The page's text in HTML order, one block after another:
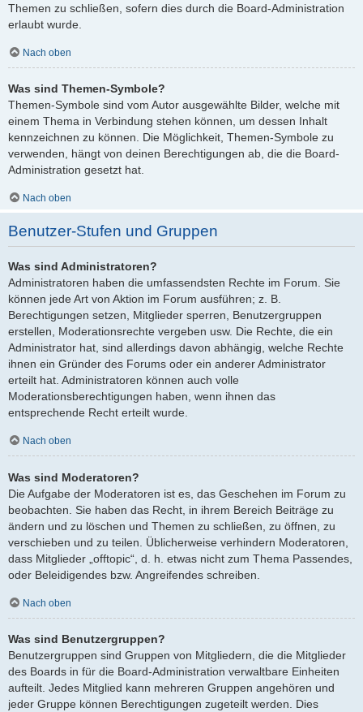
Themen zu schließen, sofern dies durch die Board-Administration
erlaubt wurde.
Nach oben
Was sind Themen-Symbole?
Themen-Symbole sind vom Autor ausgewählte Bilder, welche mit
einem Thema in Verbindung stehen können, um dessen Inhalt
kennzeichnen zu können. Die Möglichkeit, Themen-Symbole zu
verwenden, hängt von deinen Berechtigungen ab, die die Board-
Administration gesetzt hat.
Nach oben
Benutzer-Stufen und Gruppen
Was sind Administratoren?
Administratoren haben die umfassendsten Rechte im Forum. Sie
können jede Art von Aktion im Forum ausführen; z. B.
Berechtigungen setzen, Mitglieder sperren, Benutzergruppen
erstellen, Moderationsrechte vergeben usw. Die Rechte, die ein
Administrator hat, sind allerdings davon abhängig, welche Rechte
ihnen ein Gründer des Forums oder ein anderer Administrator
erteilt hat. Administratoren können auch volle
Moderationsberechtigungen haben, wenn ihnen das
entsprechende Recht erteilt wurde.
Nach oben
Was sind Moderatoren?
Die Aufgabe der Moderatoren ist es, das Geschehen im Forum zu
beobachten. Sie haben das Recht, in ihrem Bereich Beiträge zu
ändern und zu löschen und Themen zu schließen, zu öffnen, zu
verschieben und zu teilen. Üblicherweise verhindern Moderatoren,
dass Mitglieder „offtopic“, d. h. etwas nicht zum Thema Passendes,
oder Beleidigendes bzw. Angreifendes schreiben.
Nach oben
Was sind Benutzergruppen?
Benutzergruppen sind Gruppen von Mitgliedern, die die Mitglieder
des Boards in für die Board-Administration verwaltbare Einheiten
aufteilt. Jedes Mitglied kann mehreren Gruppen angehören und
jeder Gruppe können Berechtigungen zugeteilt werden. Dies